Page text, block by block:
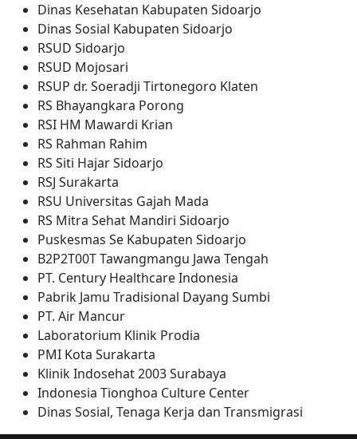
Dinas Kesehatan Kabupaten Sidoarjo
Dinas Sosial Kabupaten Sidoarjo
RSUD Sidoarjo
RSUD Mojosari
RSUP dr. Soeradji Tirtonegoro Klaten
RS Bhayangkara Porong
RSI HM Mawardi Krian
RS Rahman Rahim
RS Siti Hajar Sidoarjo
RSJ Surakarta
RSU Universitas Gajah Mada
RS Mitra Sehat Mandiri Sidoarjo
Puskesmas Se Kabupaten Sidoarjo
B2P2T00T Tawangmangu Jawa Tengah
PT. Century Healthcare Indonesia
Pabrik Jamu Tradisional Dayang Sumbi
PT. Air Mancur
Laboratorium Klinik Prodia
PMI Kota Surakarta
Klinik Indosehat 2003 Surabaya
Indonesia Tionghoa Culture Center
Dinas Sosial, Tenaga Kerja dan Transmigrasi